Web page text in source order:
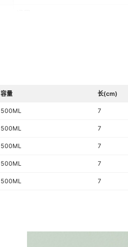
容量 长(cm)
500ML 7
500ML 7
500ML 7
500ML 7
500ML 7